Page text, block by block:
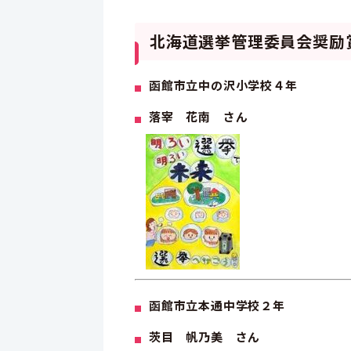
北海道選挙管理委員会奨励
函館市立中の沢小学校４年
落宰 花南 さん
函館市立本通中学校２年
茨目 帆乃美 さん